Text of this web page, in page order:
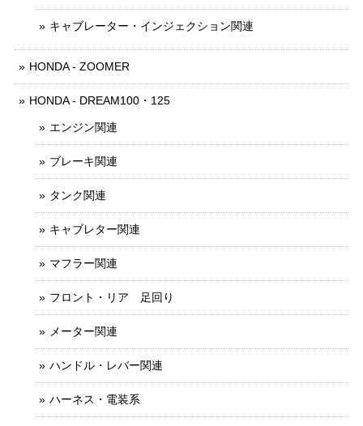
キャブレーター・インジェクション関連
HONDA - ZOOMER
HONDA - DREAM100・125
エンジン関連
ブレーキ関連
タンク関連
キャブレター関連
マフラー関連
フロント・リア 足回り
メーター関連
ハンドル・レバー関連
ハーネス・電装系